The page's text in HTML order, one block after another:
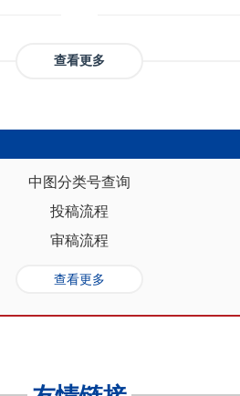
件，也要
质提升
导人口发
展的趋
推进教
式现代
查看更多
中图分类号查询
投稿流程
审稿流程
查看更多